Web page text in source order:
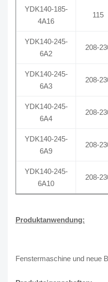
YDK140-185-
4A16
115
YDK140-245-
6A2
208-
YDK140-245-
6A3
208-
YDK140-245-
6A4
208-
YDK140-245-
6A9
208-
YDK140-245-
6A10
208-
Produktanwendung:
Fenstermaschine und neue